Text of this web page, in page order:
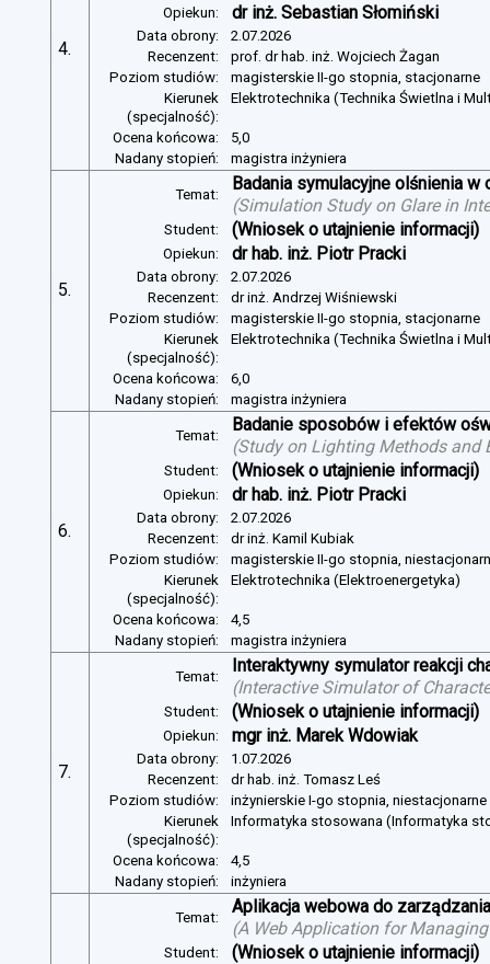
4.
Opiekun: dr inż. Sebastian Słomiński
Data obrony:
2.07.2026
Recenzent:
prof. dr hab. inż. Wojciech Żagan
Poziom studiów:
magisterskie II-go stopnia, stacjonarne
Kierunek
(specjalność):
Elektrotechnika (Technika Świetlna i
Ocena końcowa:
5,0
Nadany stopień:
magistra inżyniera
5.
Temat:
Badania symulacyjne olśnienia
(Simulation Study on Glare in
Student: (Wniosek o utajnienie informacji)
Opiekun: dr hab. inż. Piotr Pracki
Data obrony:
2.07.2026
Recenzent:
dr inż. Andrzej Wiśniewski
Poziom studiów:
magisterskie II-go stopnia, stacjonarne
Kierunek
(specjalność):
Elektrotechnika (Technika Świetlna i
Ocena końcowa:
6,0
Nadany stopień:
magistra inżyniera
6.
Temat:
Badanie sposobów i efektów
(Study on Lighting Methods and
Student: (Wniosek o utajnienie informacji)
Opiekun: dr hab. inż. Piotr Pracki
Data obrony:
2.07.2026
Recenzent:
dr inż. Kamil Kubiak
Poziom studiów:
magisterskie II-go stopnia,
Kierunek
(specjalność):
Elektrotechnika (Elektroenergetyka)
Ocena końcowa:
4,5
Nadany stopień:
magistra inżyniera
7.
Temat:
Interaktywny symulator reakcji
(Interactive Simulator of
Student: (Wniosek o utajnienie informacji)
Opiekun: mgr inż. Marek Wdowiak
Data obrony:
1.07.2026
Recenzent:
dr hab. inż. Tomasz Leś
Poziom studiów:
inżynierskie I-go stopnia, niestacjonarne
Kierunek
(specjalność):
Informatyka stosowana (Informatyka
Ocena końcowa:
4,5
Nadany stopień:
inżyniera
Temat:
Aplikacja webowa do
(A Web Application for
Student: (Wniosek o utajnienie informacji)